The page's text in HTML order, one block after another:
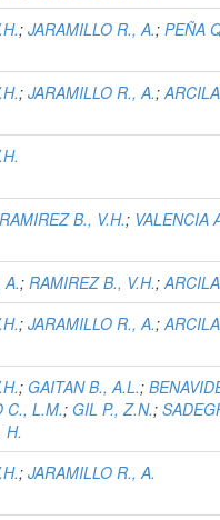
; JARAMILLO R., A.; PEÑA
; JARAMILLO R., A.;
RAMIREZ B., V.H.; VALENCIA
; RAMIREZ B., V.H.;
; JARAMILLO R., A.;
; GAITAN B., A.L.;
C., L.M.; GIL P., Z.N.;
H.
; JARAMILLO R., A.